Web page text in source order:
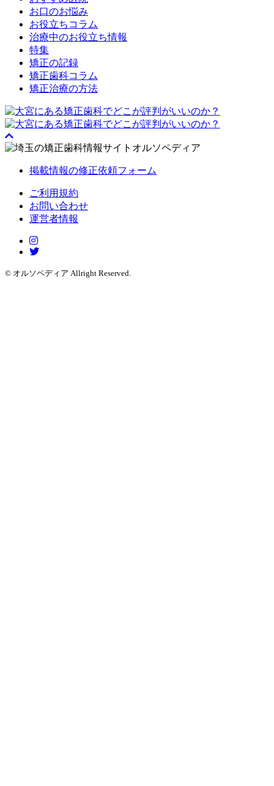
お口のお悩み
お役立ちコラム
治療中のお役立ち情報
特集
矯正の記録
矯正歯科コラム
矯正治療の方法
掲載情報の修正依頼フォーム
ご利用規約
お問い合わせ
運営者情報
© オルソペディア Allright Reserved.